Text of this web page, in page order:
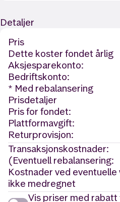
Detaljer
Pris
Dette koster fondet årlig
Aksjesparekonto:
Bedriftskonto:
* Med rebalansering
Prisdetaljer
Pris for fondet:
Plattformavgift:
Returprovisjon:
Transaksjonskostnader:
(Eventuell rebalansering:
Kostnader ved
ikke medregnet
Vis priser med